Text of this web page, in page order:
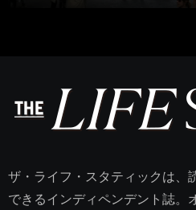
ザ・ライフ・スタティックは、
できるインディペンデント誌。